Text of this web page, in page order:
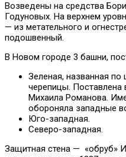
Возведены на средства
Годуновых. На верхнем
— из метательного и
подошвенный.
В Новом городе 3 башни,
Зеленая, названная
черепицы. Поставлена
Михаила Романова.
обороняла западные
Юго-западная.
Северо-западная.
Защитная стена — «обруб»